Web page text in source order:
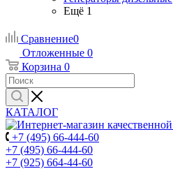
Ещё 1
Сравнение0
Отложенные 0
Корзина 0
КАТАЛОГ
+7 (495) 66-444-60
+7 (495) 66-444-60
+7 (925) 664-44-60